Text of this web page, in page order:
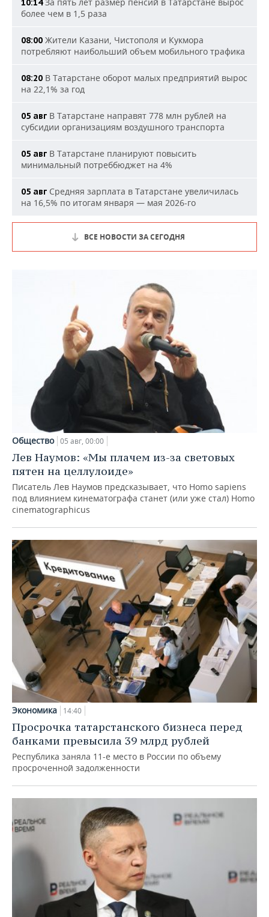
10:14
более чем в 1,5 раза
08:00 Жители Казани, Чистополя и Кукмора
потребляют наибольший объем мобильного трафика
08:20 В Татарстане оборот малых предприятий вырос
на 22,1% за год
05 авг В Татарстане направят 778 млн рублей на
субсидии организациям воздушного транспорта
05 авг В Татарстане планируют повысить
минимальный потреббюджет на 4%
05 авг Средняя зарплата в Татарстане увеличилась
на 16,5% по итогам января — мая 2026-го
ВСЕ НОВОСТИ ЗА СЕГОДНЯ
Общество 05 авг, 00:00
Лев Наумов: «Мы плачем из-за световых
пятен на целлулоиде»
Писатель Лев Наумов предсказывает, что Homo sapiens
под влиянием кинематографа станет (или уже стал) Homo
cinematographicus
Экономика 14:40
Просрочка татарстанского бизнеса перед
банками превысила 39 млрд рублей
Республика заняла 11-е место в России по объему
просроченной задолженности